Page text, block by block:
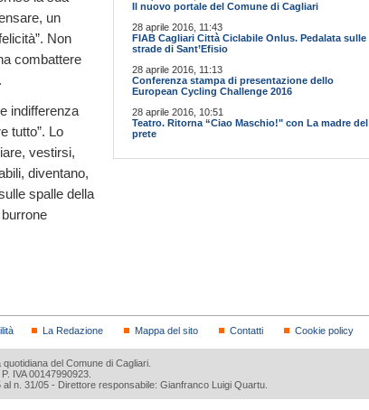
un
Non
combattere
indifferenza
tutto”. Lo
vestirsi,
diventano,
spalle della
Il nuovo portale del Comune di Cagliari
28 aprile 2016, 11:43
FIAB Cagliari Città Ciclabile Onlus. Pedalata sulle
strade di Sant’Efisio
28 aprile 2016, 11:13
Conferenza stampa di presentazione dello
European Cycling Challenge 2016
28 aprile 2016, 10:51
Teatro. Ritorna “Ciao Maschio!" con La madre del
prete
La Redazione Mappa del sito Contatti Cookie policy
del Comune di Cagliari.
IVA 00147990923.
n. 31/05 - Direttore responsabile: Gianfranco Luigi Quartu.